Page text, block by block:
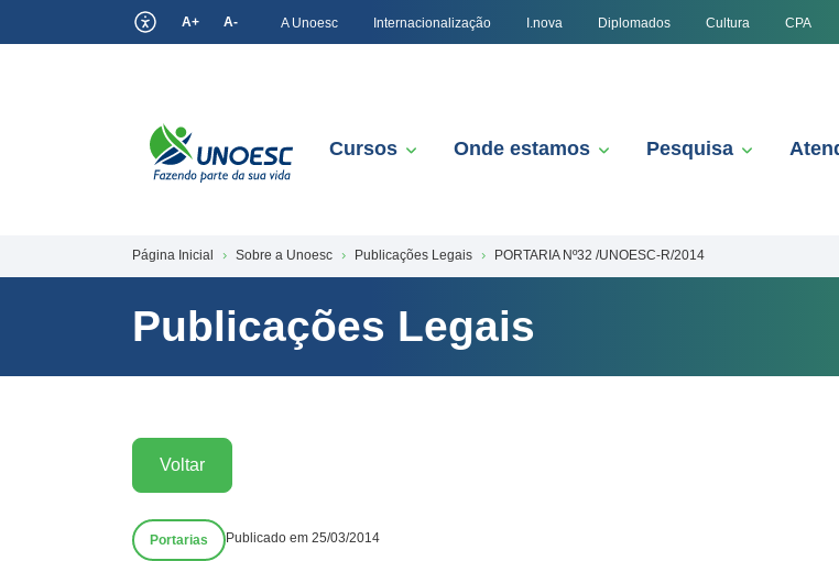
A+ A- A Unoesc Internacionalização I.nova Diplomados Cultura CPA
Cursos Onde estamos Pesquisa
Página Inicial Sobre a Unoesc Publicações Legais PORTARIA Nº32 /UNOESC-R/2014
Publicações Legais
Voltar
Portarias Publicado em 25/03/2014